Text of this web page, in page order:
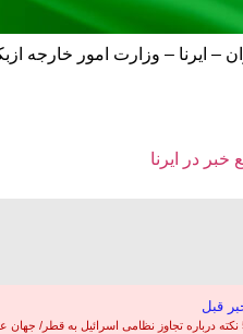
– ایرنا – وزارت امور خارجه
خبر در ایرنا
قبل
تسنیم